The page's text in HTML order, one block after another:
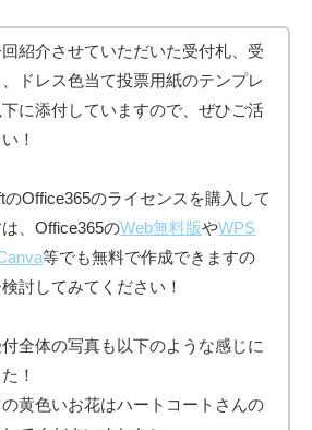
紹介させていただいた受付札、受
ドレス色当て投票用紙のテンプレ
に添付していますので、ぜひご活
！
のOffice365のライセンスを購入して
、Office365のWeb無料版やWPS
等でも無料で作成できますの
討してみてください！
付全体の写真も以下のような感じに
！
の黄色いお花はハートコートさんの